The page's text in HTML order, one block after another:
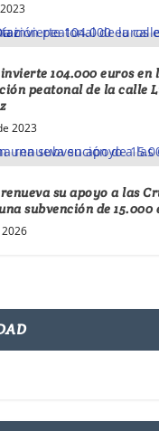
104.000 euros en
peatonal de la calle
2023
su apoyo a las
subvención de 15.000